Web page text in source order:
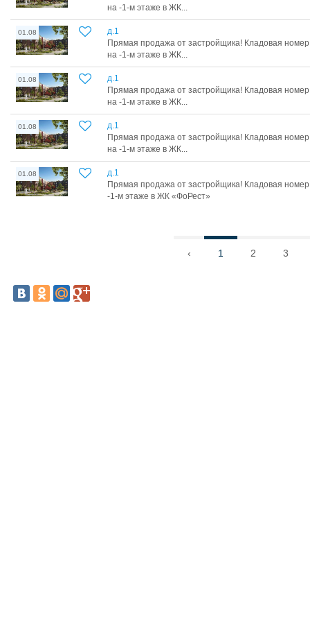
на -1-м этаже в ЖК...
01.08
д.1
Прямая продажа от застройщика! Кладовая
на -1-м этаже в ЖК...
01.08
д.1
Прямая продажа от застройщика! Кладовая
на -1-м этаже в ЖК...
01.08
д.1
Прямая продажа от застройщика! Кладовая
на -1-м этаже в ЖК...
01.08
д.1
Прямая продажа от застройщика! Кладовая
-1-м этаже в ЖК «ФоРест»
‹ 1 2 3